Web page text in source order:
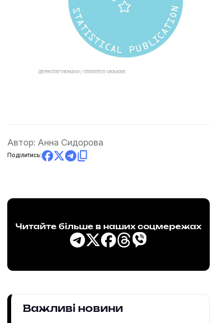
Автор: Анна Сидорова
Поділитись:
Читайте більше в наших соцмережах
Важливі новини